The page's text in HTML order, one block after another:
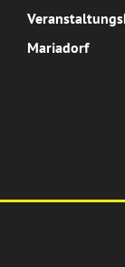
Mariadorf